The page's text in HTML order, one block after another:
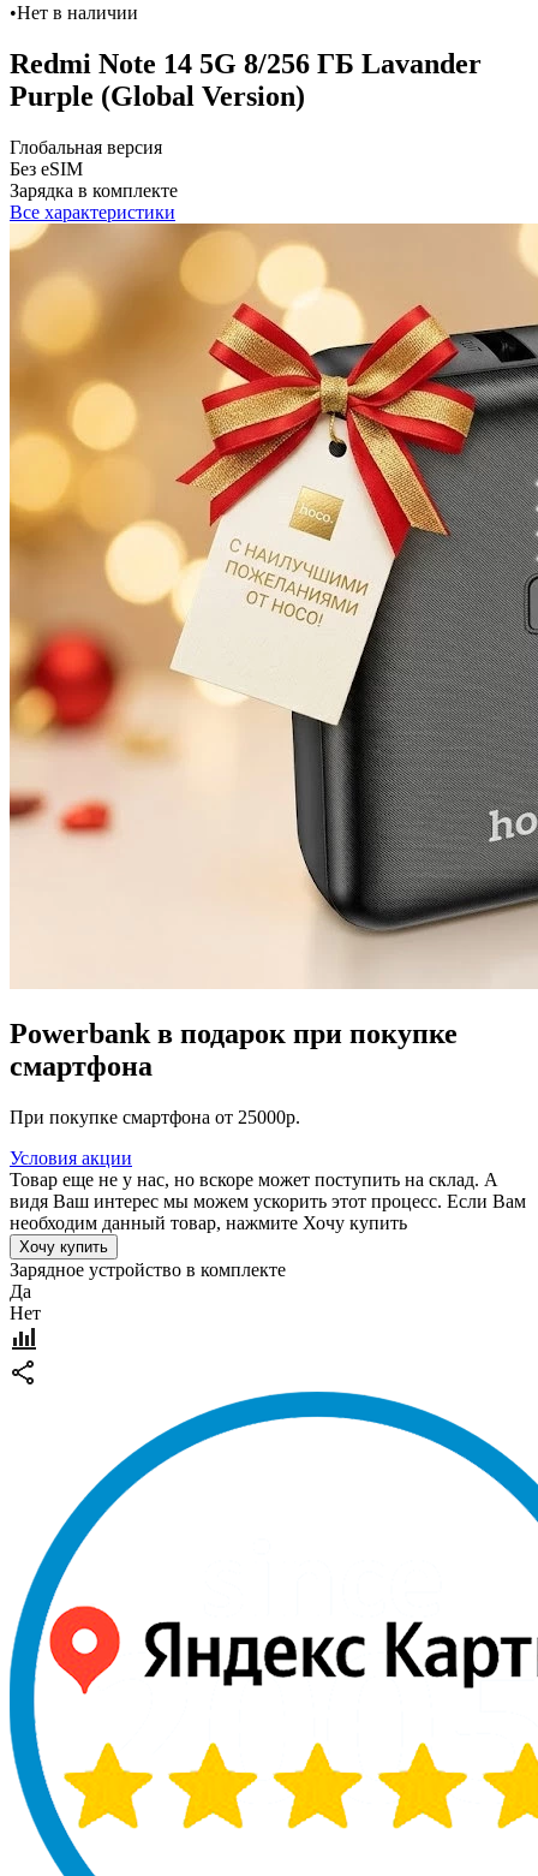
•Нет в наличии
Redmi Note 14 5G 8/256 ГБ Lavander
Purple (Global Version)
Глобальная версия
Без eSIM
Зарядка в комплекте
Все характеристики
Powerbank в подарок при покупке
смартфона
При покупке смартфона от 25000р.
Условия акции
Товар еще не у нас, но вскоре может поступить на склад. А
видя Ваш интерес мы можем ускорить этот процесс. Если Вам
необходим данный товар, нажмите Хочу купить
Хочу купить
Зарядное устройство в комплекте
Да
Нет